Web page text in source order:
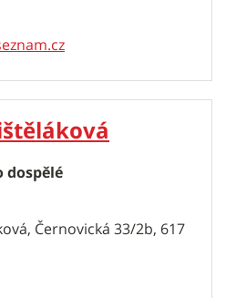
dospělé
Černovická 33/2b, 617